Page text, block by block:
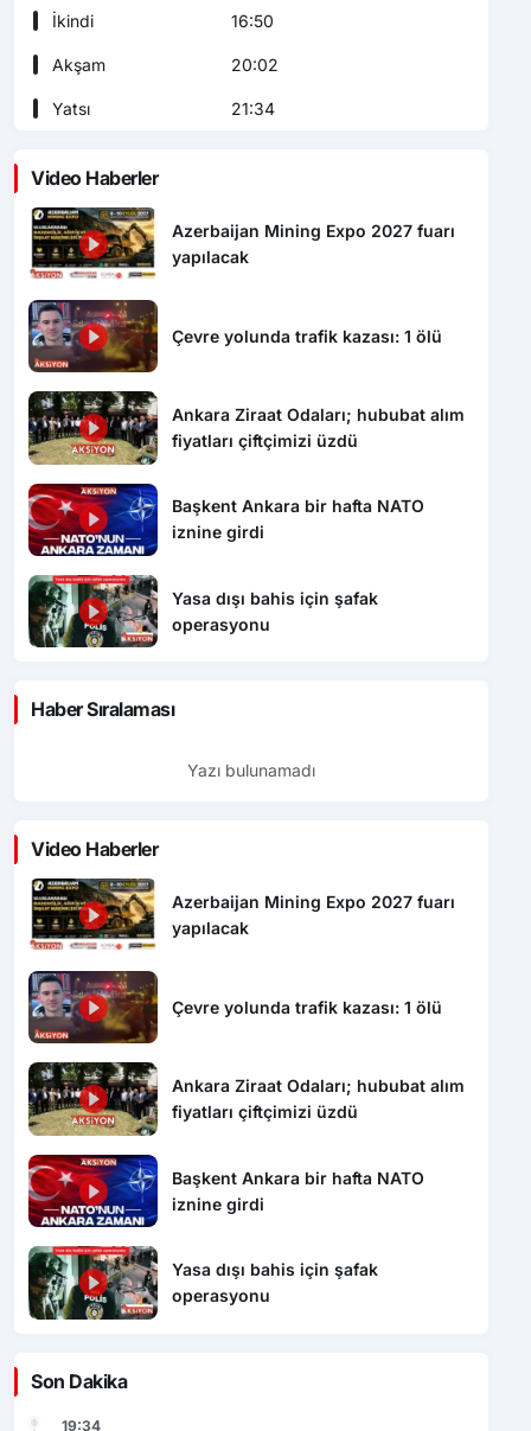
İkindi 16:50
Akşam 20:02
Yatsı 21:34
Video Haberler
Azerbaijan Mining Expo 2027 fuarı
yapılacak
Çevre yolunda trafik kazası: 1 ölü
Ankara Ziraat Odaları; hububat alım
fiyatları çiftçimizi üzdü
Başkent Ankara bir hafta NATO
iznine girdi
Yasa dışı bahis için şafak
operasyonu
Haber Sıralaması
Yazı bulunamadı
Video Haberler
Azerbaijan Mining Expo 2027 fuarı
yapılacak
Çevre yolunda trafik kazası: 1 ölü
Ankara Ziraat Odaları; hububat alım
fiyatları çiftçimizi üzdü
Başkent Ankara bir hafta NATO
iznine girdi
Yasa dışı bahis için şafak
operasyonu
Son Dakika
19:34